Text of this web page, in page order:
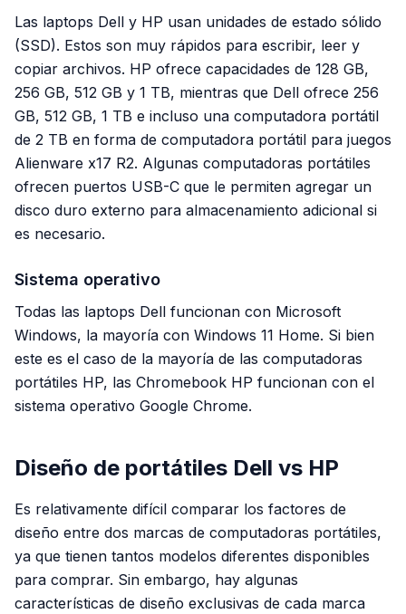
Las laptops Dell y HP usan unidades de estado sólido
(SSD). Estos son muy rápidos para escribir, leer y
copiar archivos. HP ofrece capacidades de 128 GB,
256 GB, 512 GB y 1 TB, mientras que Dell ofrece 256
GB, 512 GB, 1 TB e incluso una computadora portátil
de 2 TB en forma de computadora portátil para juegos
Alienware x17 R2. Algunas computadoras portátiles
ofrecen puertos USB-C que le permiten agregar un
disco duro externo para almacenamiento adicional si
es necesario.
Sistema operativo
Todas las laptops Dell funcionan con Microsoft
Windows, la mayoría con Windows 11 Home. Si bien
este es el caso de la mayoría de las computadoras
portátiles HP, las Chromebook HP funcionan con el
sistema operativo Google Chrome.
Diseño de portátiles Dell vs HP
Es relativamente difícil comparar los factores de
diseño entre dos marcas de computadoras portátiles,
ya que tienen tantos modelos diferentes disponibles
para comprar. Sin embargo, hay algunas
características de diseño exclusivas de cada marca